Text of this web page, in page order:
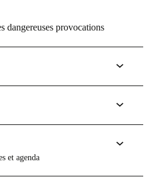
dangereuses provocations
et agenda